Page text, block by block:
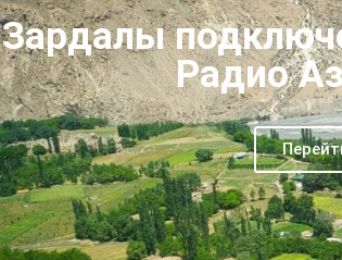
Зардалы
Радио